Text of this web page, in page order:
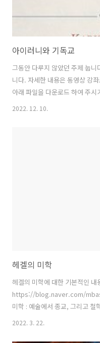
아이러니와 기독교
그동안 다루지 않았던 주제 눕
니다. 자세한 내용은 동영상 강
아래 파일을 다운로드 하여 주
고하시기 바랍니다. https://
2022. 12. 10.
헤겔의 미학
헤겔의 미학에 대한 기본적인
https://blog.naver.com/
미학 : 예술에서 종교, 그리고 철
피안의 세계에 존재하는 이데아
2022. 3. 22.